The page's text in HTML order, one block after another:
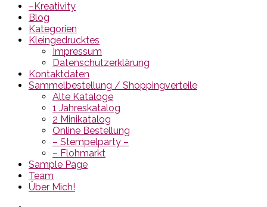
–Kreativity
Blog
Kategorien
Kleingedrucktes
Impressum
Datenschutzerklärung
Kontaktdaten
Sammelbestellung / Shoppingverteile
Alte Kataloge
1 Jahreskatalog
2 Minikatalog
Online Bestellung
– Stempelparty –
– Flohmarkt
Sample Page
Team
Über Mich!